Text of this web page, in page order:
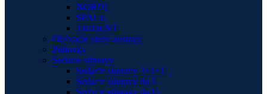
NORDI
SPACE
TRIDENT
Obývacie steny zostavy
Pohovky
Sedacie súpravy
Sedacie súpravy 3+1+1
Sedacie súpravy do L
Sedacie súpravy do U